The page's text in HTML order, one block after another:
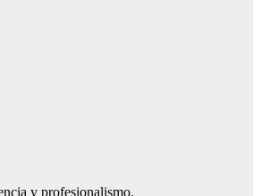
y profesionalismo.